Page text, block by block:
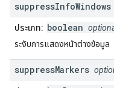
suppressInfoWindows
ประเภท: boolean
ระงับการแสดงหน้าต่างข้อมูล
suppressMarkers